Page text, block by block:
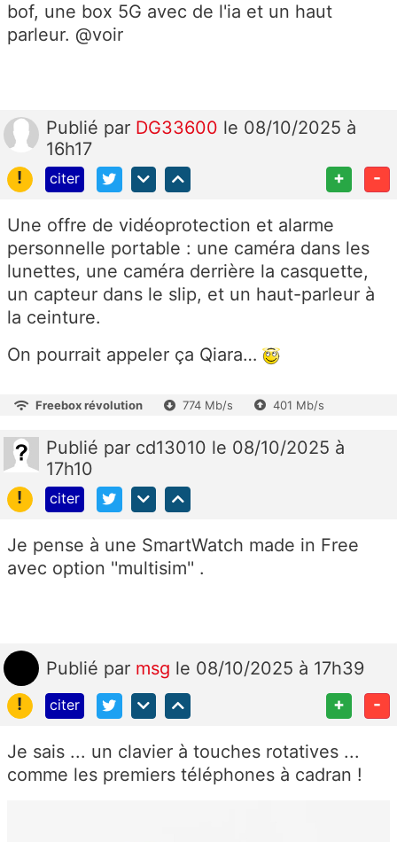
bof, une box 5G avec de l'ia et un haut
parleur. @voir
Publié par DG33600 le 08/10/2025 à
16h17
!
citer + -
Une offre de vidéoprotection et alarme
personnelle portable : une caméra dans les
lunettes, une caméra derrière la casquette,
un capteur dans le slip, et un haut-parleur à
la ceinture.
On pourrait appeler ça Qiara…
Freebox révolution 774 Mb/s 401 Mb/s
Publié par cd13010 le 08/10/2025 à
17h10
!
citer
Je pense à une SmartWatch made in Free
avec option ''multisim'' .
Publié par msg le 08/10/2025 à 17h39
!
citer + -
Je sais ... un clavier à touches rotatives ...
comme les premiers téléphones à cadran !